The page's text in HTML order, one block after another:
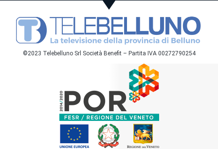
©2023 Telebelluno Srl Società Benefit – Partita IVA 00272790254